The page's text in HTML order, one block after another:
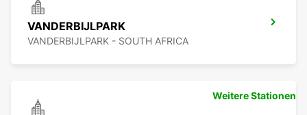
VANDERBIJLPARK
VANDERBIJLPARK - SOUTH AFRICA
Weitere Stationen